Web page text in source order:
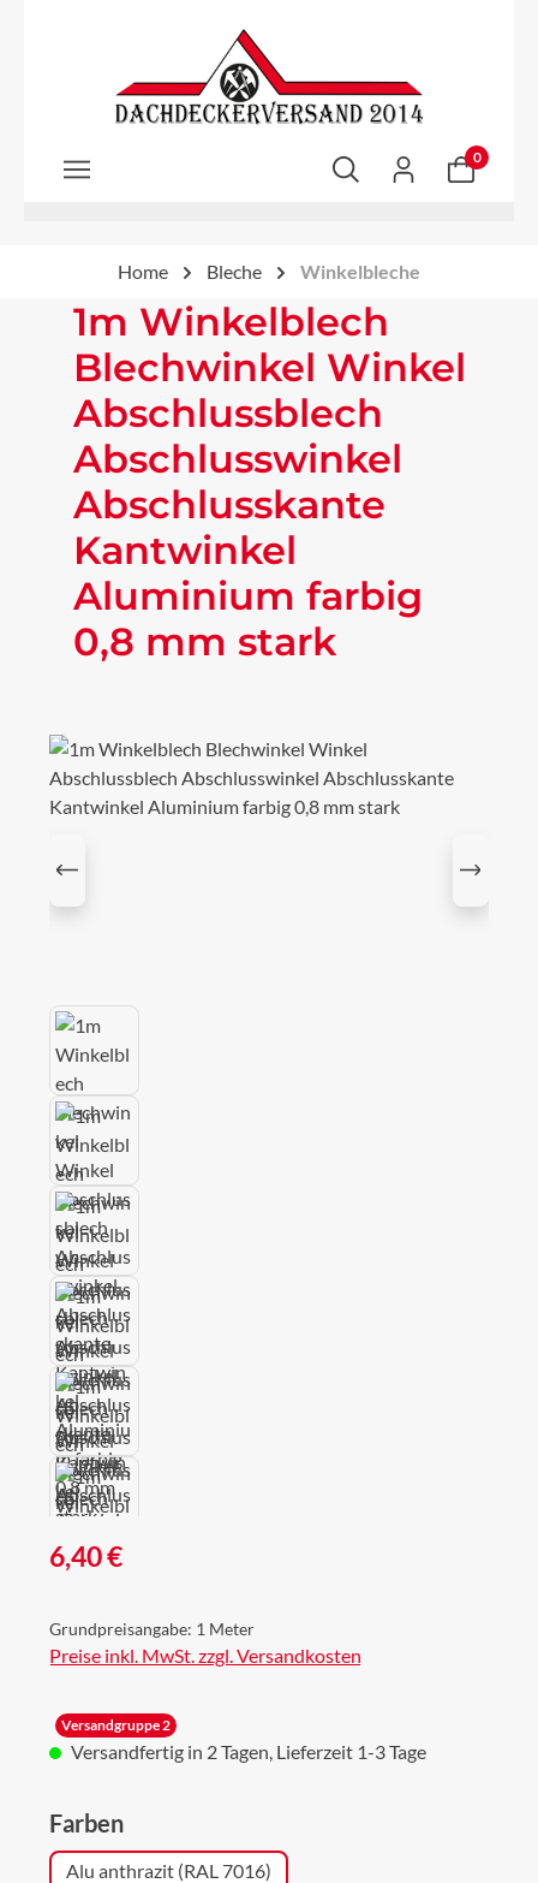
Zum Hauptinhalt springen
0
Home Bleche Winkelbleche
1m Winkelblech
Blechwinkel Winkel
Abschlussblech
Abschlusswinkel
Abschlusskante
Kantwinkel
Aluminium farbig
0,8 mm stark
Bildergalerie überspringen
Regulärer Preis:
6,40 €
Grundpreisangabe: 1 Meter
Preise inkl. MwSt. zzgl. Versandkosten
Versandgruppe 2
Versandfertig in 2 Tagen, Lieferzeit 1-3 Tage
Farbenauswählen
Alu anthrazit (RAL 7016)